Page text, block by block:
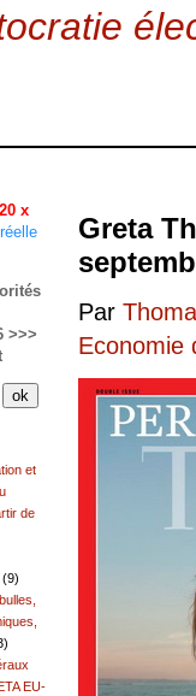
Greta
Par
Economie
x
>>>
et
de
(9)
EU-